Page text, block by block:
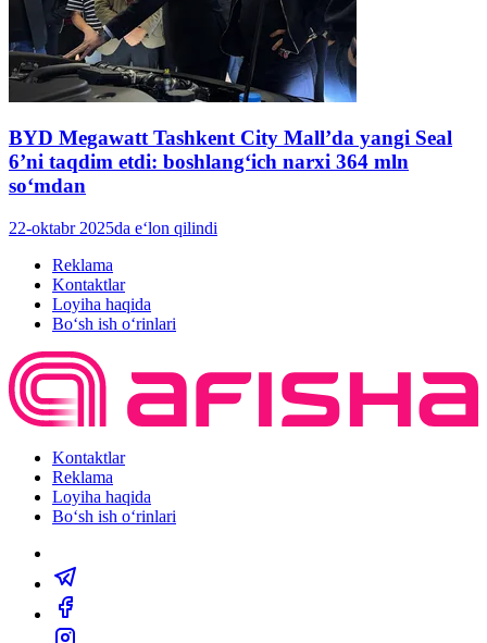
BYD Megawatt Tashkent City Mall’da yangi Seal
6’ni taqdim etdi: boshlang‘ich narxi 364 mln
so‘mdan
22-oktabr 2025da e‘lon qilindi
Reklama
Kontaktlar
Loyiha haqida
Bo‘sh ish o‘rinlari
Kontaktlar
Reklama
Loyiha haqida
Bo‘sh ish o‘rinlari